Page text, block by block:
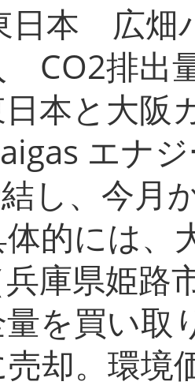
日本 広畑
CO2排出
本と大阪
エナ
し、今月
的には、
庫県姫路
を買い取
却。環境